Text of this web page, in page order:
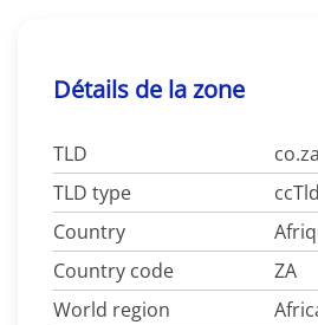
Détails de la zone
TLD
co.za
TLD type
ccTld
Country
Country code
ZA
World region